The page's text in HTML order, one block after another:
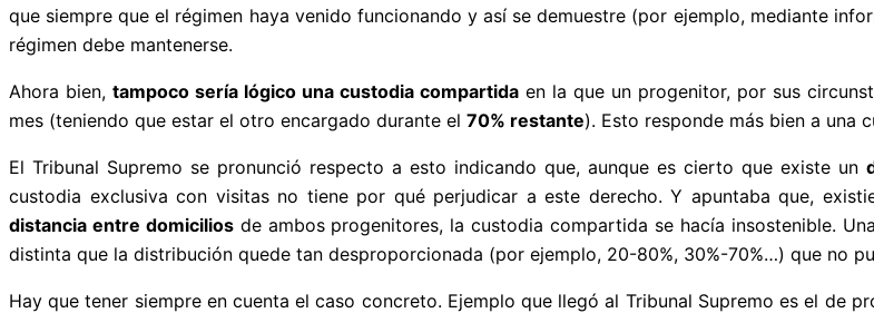
que siempre que el régimen haya venido funcionando y así se demuestre (por ejemplo, mediante
régimen debe mantenerse.
Ahora bien, tampoco sería lógico una custodia compartida en la que un progenitor, por sus
mes (teniendo que estar el otro encargado durante el 70% restante). Esto responde más bien a una
El Tribunal Supremo se pronunció respecto a esto indicando que, aunque es cierto que existe un
custodia exclusiva con visitas no tiene por qué perjudicar a este derecho. Y apuntaba que,
distancia entre domiciliosde ambos progenitores, la custodia compartida se hacía insostenible.
distinta que la distribución quede tan desproporcionada (por ejemplo, 20-80%, 30%-70%…) que no
Hay que tener siempre en cuenta el caso concreto. Ejemplo que llegó al Tribunal Supremo es el de